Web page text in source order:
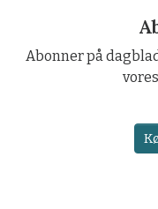
Abonner på